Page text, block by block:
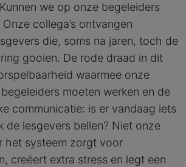
we op onze begeleiders
collega’s ontvangen
die, soms na jaren, toch de
gooien. De rode draad in dit
waarmee onze
begeleiders moeten werken en de
communicatie: is er vandaag iets
de lesgevers bellen? Niet onze
het systeem zorgt voor
creëert extra stress en legt een